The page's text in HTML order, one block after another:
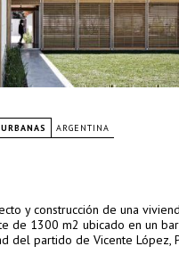
ARGENTINA
y construcción de una
de 1300 m2 ubicado en un
del partido de Vicente López,